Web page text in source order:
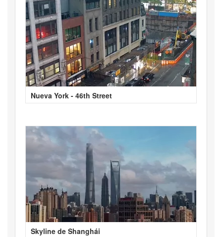
Nueva York - 46th Street
Skyline de Shanghái